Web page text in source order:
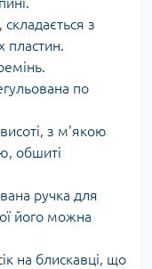
з
пластин.
по
з м'якою
обшиті
ручка для
його можна
на блискавці, що